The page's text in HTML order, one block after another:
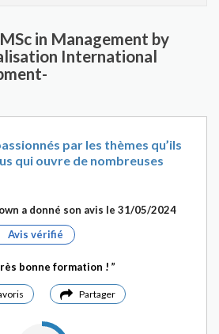
in Management by
International
par les thèmes qu’ils
qui ouvre de nombreuses
a donné son avis le 31/05/2024
Avis vérifié
bonne formation !
Partager